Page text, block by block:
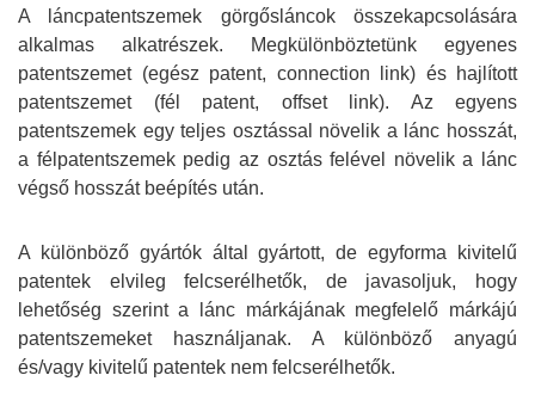
A láncpatentszemek görgősláncok összekapcsolására
alkalmas alkatrészek. Megkülönböztetünk egyenes
patentszemet (egész patent, connection link) és hajlított
patentszemet (fél patent, offset link). Az egyens
patentszemek egy teljes osztással növelik a lánc hosszát,
a félpatentszemek pedig az osztás felével növelik a lánc
végső hosszát beépítés után.
A különböző gyártók által gyártott, de egyforma kivitelű
patentek elvileg felcserélhetők, de javasoljuk, hogy
lehetőség szerint a lánc márkájának megfelelő márkájú
patentszemeket használjanak. A különböző anyagú
és/vagy kivitelű patentek nem felcserélhetők.